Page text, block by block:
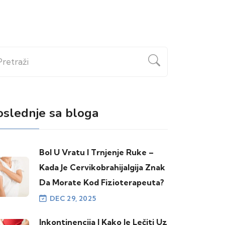
sa bloga
Bol U Vratu I Trnjenje Ruke –
Kada Je Cervikobrahijalgija Znak
Da Morate Kod Fizioterapeuta?
DEC 29, 2025
Inkontinencija I Kako Je Lečiti Uz